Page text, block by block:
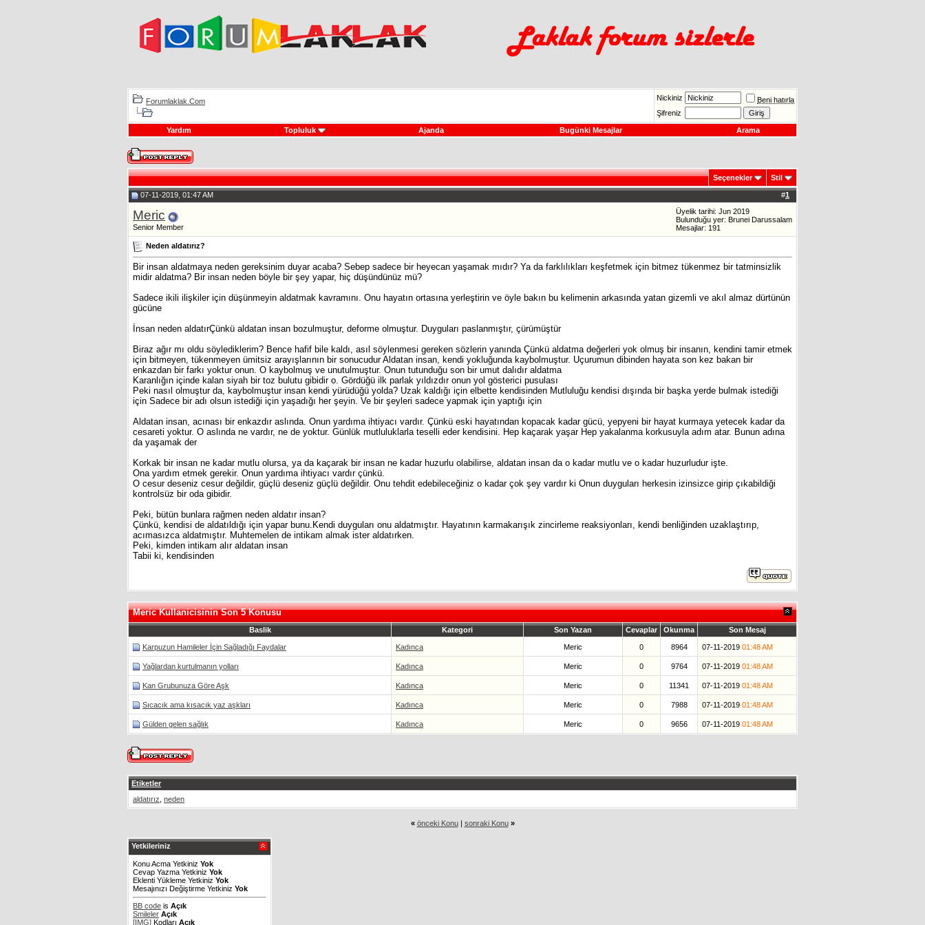
Forumlaklak.Com Nickiniz
Beni hatırla
Şifreniz
Yardım Topluluk Ajanda Bugünki Mesajlar Arama
Seçenekler Stil
#1
07-11-2019, 01:47 AM
Meric
Senior Member
Üyelik tarihi: Jun 2019
Bulunduğu yer: Brunei Darussalam
Mesajlar: 191
Neden aldatırız?
Bir insan aldatmaya neden gereksinim duyar acaba? Sebep sadece bir heyecan yaşamak mıdır? Ya da farklılıkları keşfetmek için bitmez tükenmez bir tatminsizlik
midir aldatma? Bir insan neden böyle bir şey yapar, hiç düşündünüz mü?
Sadece ikili ilişkiler için düşünmeyin aldatmak kavramını. Onu hayatın ortasına yerleştirin ve öyle bakın bu kelimenin arkasında yatan gizemli ve akıl almaz dürtünün
gücüne
İnsan neden aldatırÇünkü aldatan insan bozulmuştur, deforme olmuştur. Duyguları paslanmıştır, çürümüştür
Biraz ağır mı oldu söylediklerim? Bence hafif bile kaldı, asıl söylenmesi gereken sözlerin yanında Çünkü aldatma değerleri yok olmuş bir insanın, kendini tamir etmek
için bitmeyen, tükenmeyen ümitsiz arayışlarının bir sonucudur Aldatan insan, kendi yokluğunda kaybolmuştur. Uçurumun dibinden hayata son kez bakan bir
enkazdan bir farkı yoktur onun. O kaybolmuş ve unutulmuştur. Onun tutunduğu son bir umut dalıdır aldatma
Karanlığın içinde kalan siyah bir toz bulutu gibidir o. Gördüğü ilk parlak yıldızdır onun yol gösterici pusulası
Peki nasıl olmuştur da, kaybolmuştur insan kendi yürüdüğü yolda? Uzak kaldığı için elbette kendisinden Mutluluğu kendisi dışında bir başka yerde bulmak istediği
için Sadece bir adı olsun istediği için yaşadığı her şeyin. Ve bir şeyleri sadece yapmak için yaptığı için
Aldatan insan, acınası bir enkazdır aslında. Onun yardıma ihtiyacı vardır. Çünkü eski hayatından kopacak kadar gücü, yepyeni bir hayat kurmaya yetecek kadar da
cesareti yoktur. O aslında ne vardır, ne de yoktur. Günlük mutluluklarla teselli eder kendisini. Hep kaçarak yaşar Hep yakalanma korkusuyla adım atar. Bunun adına
da yaşamak der
Korkak bir insan ne kadar mutlu olursa, ya da kaçarak bir insan ne kadar huzurlu olabilirse, aldatan insan da o kadar mutlu ve o kadar huzurludur işte.
Ona yardım etmek gerekir. Onun yardıma ihtiyacı vardır çünkü.
O cesur deseniz cesur değildir, güçlü deseniz güçlü değildir. Onu tehdit edebileceğiniz o kadar çok şey vardır ki Onun duyguları herkesin izinsizce girip çıkabildiği
kontrolsüz bir oda gibidir.
Peki, bütün bunlara rağmen neden aldatır insan?
Çünkü, kendisi de aldatıldığı için yapar bunu.Kendi duyguları onu aldatmıştır. Hayatının karmakarışık zincirleme reaksiyonları, kendi benliğinden uzaklaştırıp,
acımasızca aldatmıştır. Muhtemelen de intikam almak ister aldatırken.
Peki, kimden intikam alır aldatan insan
Tabii ki, kendisinden
Meric Kullanicisinin Son 5 Konusu
Baslik Kategori Son Yazan Cevaplar Okunma Son Mesaj
Karpuzun Hamileler İçin Sağladığı Faydalar Kadınca Meric 0 8964 07-11-2019 01:48 AM
Yağlardan kurtulmanın yolları Kadınca Meric 0 9764 07-11-2019 01:48 AM
Kan Grubunuza Göre Aşk Kadınca Meric 0 11341 07-11-2019 01:48 AM
Sıcacık ama kısacık yaz aşkları Kadınca Meric 0 7988 07-11-2019 01:48 AM
Gülden gelen sağlık Kadınca Meric 0 9656 07-11-2019 01:48 AM
Etiketler
aldatırız neden
« önceki Konu| sonraki Konu »
Yetkileriniz
Konu Acma Yetkiniz Yok
Cevap Yazma Yetkiniz Yok
Eklenti Yükleme Yetkiniz Yok
Mesajınızı Değiştirme Yetkiniz Yok
BB code is Açık
Smileler Açık
[IMG] Kodları Açık